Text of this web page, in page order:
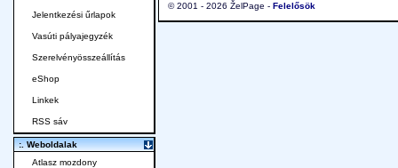
© 2001 - 2026 ŽelPage - Felelősök
Jelentkezési űrlapok
Vasúti pályajegyzék
Szerelvényösszeállítás
eShop
Linkek
RSS sáv
:. Weboldalak
Atlasz mozdony